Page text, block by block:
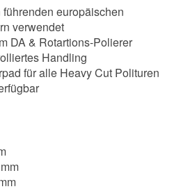
europäischen
verwendet
DA & Rotartions-Polierer
Handling
für alle Heavy Cut Polituren